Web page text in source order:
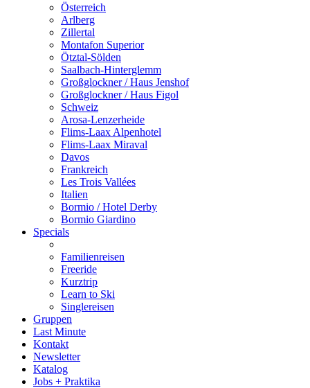
Österreich
Arlberg
Zillertal
Montafon Superior
Ötztal-Sölden
Saalbach-Hinterglemm
Großglockner / Haus Jenshof
Großglockner / Haus Figol
Schweiz
Arosa-Lenzerheide
Flims-Laax Alpenhotel
Flims-Laax Miraval
Davos
Frankreich
Les Trois Vallées
Italien
Bormio / Hotel Derby
Bormio Giardino
Specials
Familienreisen
Freeride
Kurztrip
Learn to Ski
Singlereisen
Gruppen
Last Minute
Kontakt
Newsletter
Katalog
Jobs + Praktika